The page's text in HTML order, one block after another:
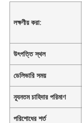
লক্ষণীয় করা:
উৎপত্তি স্থল
ডেলিভারি সময়
ন্যূনতম চাহিদার পরিমাণ
পরিশোধের শর্ত